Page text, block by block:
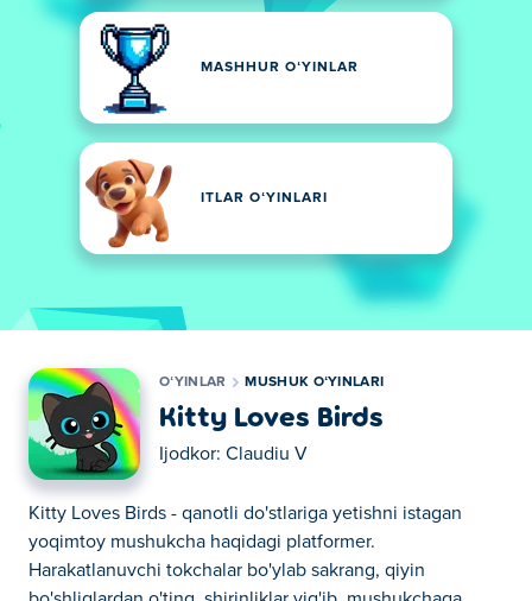
MASHHUR OʻYINLAR
ITLAR OʻYINLARI
OʻYINLAR MUSHUK OʻYINLARI
Kitty Loves Birds
Ijodkor: Claudiu V
Kitty Loves Birds - qanotli do'stlariga yetishni istagan
yoqimtoy mushukcha haqidagi platformer.
Harakatlanuvchi tokchalar bo'ylab sakrang, qiyin